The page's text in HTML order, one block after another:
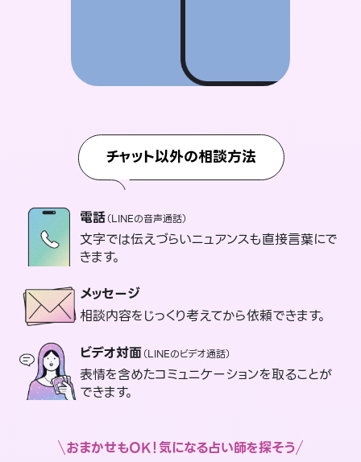
チャット以外の相談方法
電話（LINEの音声通話）
文字では伝えづらいニュアンスも直接言葉にで
きます。
メッセージ
相談内容をじっくり考えてから依頼できます。
ビデオ対面（LINEのビデオ通話）
表情を含めたコミュニケーションを取ることが
できます。
おまかせもOK！気になる占い師を探そう